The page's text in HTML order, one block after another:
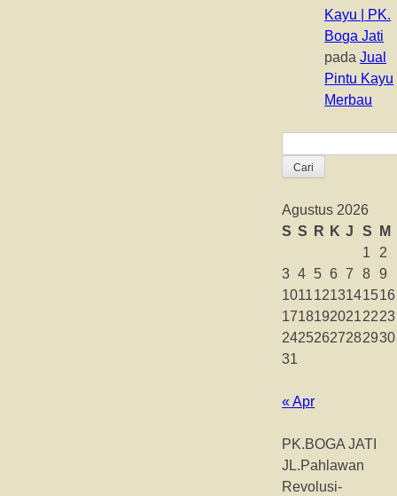
Kayu | PK.
Boga Jati
padaJual
Pintu Kayu
Merbau
untuk:
Agustus 2026
S S R K J S
M
1
2
3 4 5 6 7 8 9
10111213141516
17181920212223
24252627282930
31
« Apr
PK.BOGA JATI
JL.Pahlawan
Revolusi-